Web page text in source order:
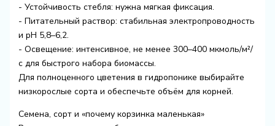
- Устойчивость стебля: нужна мягкая фиксация.
- Питательный раствор: стабильная электропроводность
и pH 5,8–6,2.
- Освещение: интенсивное, не менее 300–400 мкмоль/м²/
с для быстрого набора биомассы.
Для полноценного цветения в гидропонике выбирайте
низкорослые сорта и обеспечьте объём для корней.
Семена, сорт и «почему корзинка маленькая»